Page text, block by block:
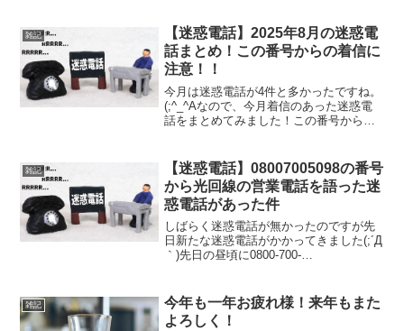
雑記
【迷惑電話】2025年8月の迷惑電
話まとめ！この番号からの着信に
注意！！
今月は迷惑電話が4件と多かったですね。
(;^_^Aなので、今月着信のあった迷惑電
話をまとめてみました！この番号からの
回線業者を語った営業「光回線のご案...
雑記
【迷惑電話】08007005098の番号
から光回線の営業電話を語った迷
惑電話があった件
しばらく迷惑電話が無かったのですが先
日新たな迷惑電話がかかってきました(;´Д
｀)先日の昼頃に0800-700-
（笑）どうせ迷惑電話だと思いました
が、ブロ...
雑記
今年も一年お疲れ様！来年もまた
よろしく！